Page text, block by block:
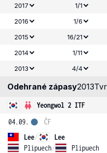
2017
1/1
2016
1/6
2015
16/21
2014
1/11
2013
4/4
Odehrané zápasy2013
Yeongwol 2 ITF
04.09.
Lee/
Lee
Plipuech/ Plipuech
ČF